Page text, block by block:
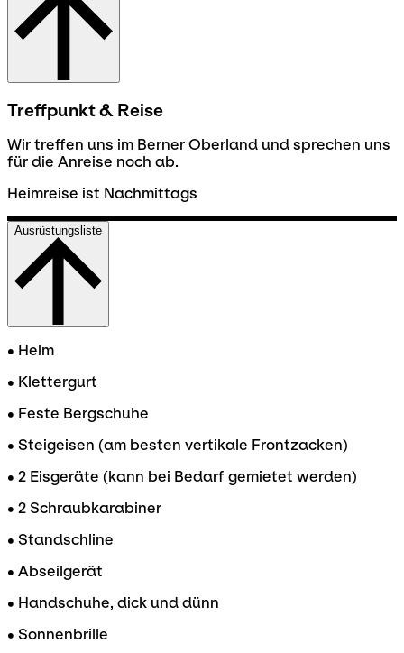
Treffpunkt & Reise
Wir treffen uns im Berner Oberland und sprechen uns
für die Anreise noch ab.
Heimreise ist Nachmittags
Ausrüstungsliste
• Helm
• Klettergurt
• Feste Bergschuhe
• Steigeisen (am besten vertikale Frontzacken)
• 2 Eisgeräte (kann bei Bedarf gemietet werden)
• 2 Schraubkarabiner
• Standschline
• Abseilgerät
• Handschuhe, dick und dünn
• Sonnenbrille